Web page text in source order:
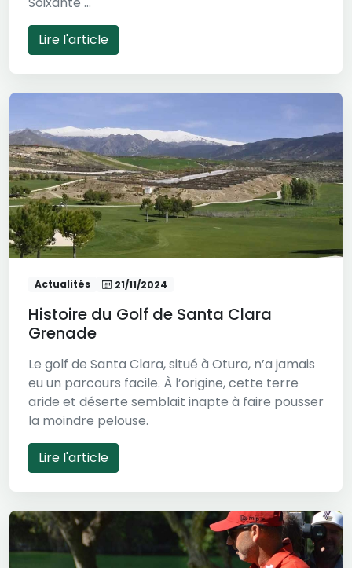
Lire l'article
Actualités 21/11/2024
Histoire du Golf de Santa Clara
Grenade
Le golf de Santa Clara, situé à Otura, n’a jamais
eu un parcours facile. À l’origine, cette terre
aride et déserte semblait inapte à faire pousser
la moindre pelouse.
Lire l'article